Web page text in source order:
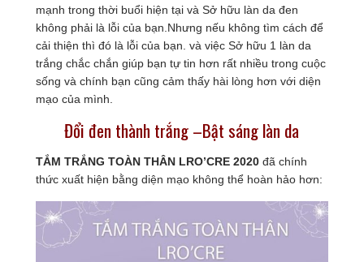
mạnh trong thời buổi hiện tại và Sở hữu làn da đen
không phải là lỗi của bạn.Nhưng nếu không tìm cách để
cải thiện thì đó là lỗi của bạn. và việc Sở hữu 1 làn da
trắng chắc chắn giúp bạn tự tin hơn rất nhiều trong cuộc
sống và chính bạn cũng cảm thấy hài lòng hơn với diện
mạo của mình.
Đổi đen thành trắng –Bật sáng làn da
TẮM TRẮNG TOÀN THÂN LRO’CRE 2020đã chính
thức xuất hiện bằng diện mạo không thể hoàn hảo hơn: